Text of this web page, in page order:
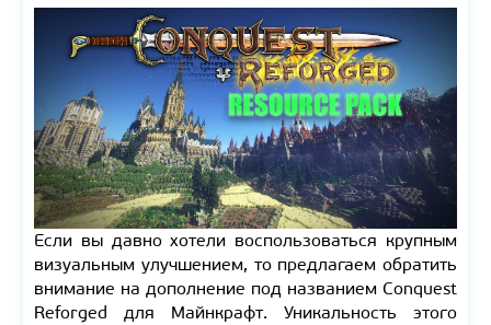
Если вы давно хотели воспользоваться крупным
визуальным улучшением, то предлагаем обратить
внимание на дополнение под названием Conquest
Reforged для Майнкрафт. Уникальность этого